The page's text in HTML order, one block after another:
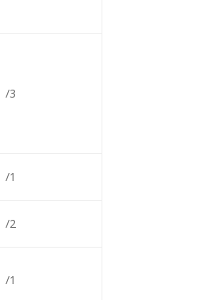
/3
/1
/2
/1